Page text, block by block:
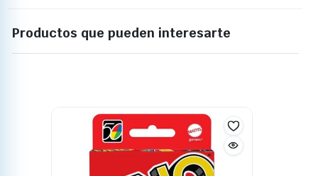
Productos que pueden interesarte